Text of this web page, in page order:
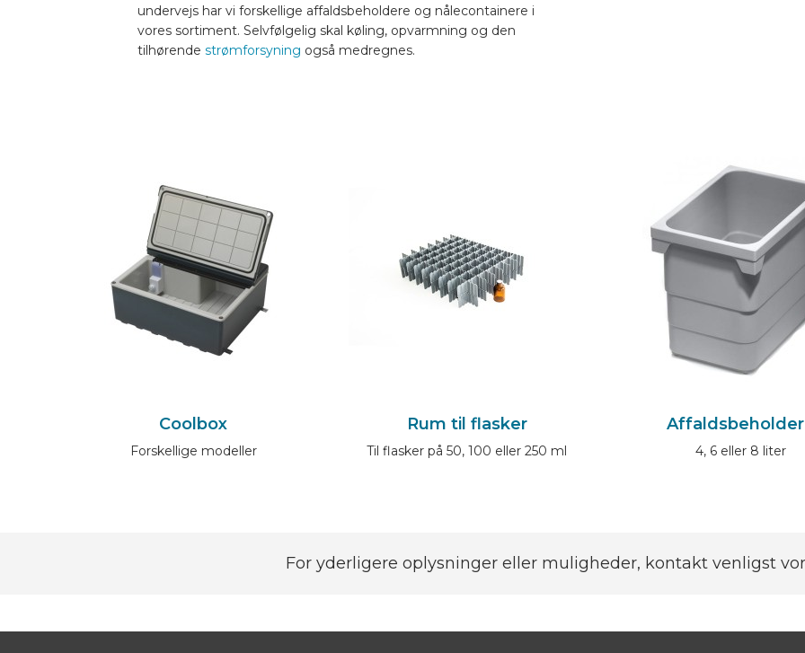
undervejs har vi forskellige affaldsbeholdere og nålecontainere i
vores sortiment. Selvfølgelig skal køling, opvarmning og den
tilhørende strømforsyning også medregnes.
Coolbox
Forskellige modeller
Rum til flasker
Til flasker på 50, 100 eller 250 ml 4, 6 eller 8 liter
For yderligere oplysninger eller muligheder, kontakt venligst